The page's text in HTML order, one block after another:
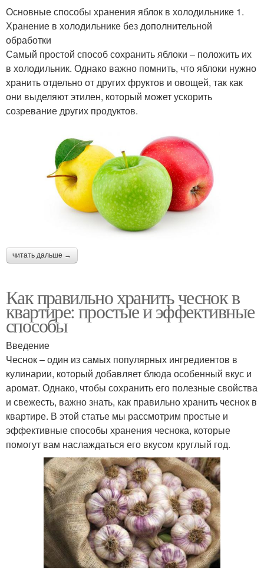
Основные способы хранения яблок в холодильнике 1.
Хранение в холодильнике без дополнительной
обработки
Самый простой способ сохранить яблоки – положить их
в холодильник. Однако важно помнить, что яблоки нужно
хранить отдельно от других фруктов и овощей, так как
они выделяют этилен, который может ускорить
созревание других продуктов.
читать дальше →
Как правильно хранить чеснок в
квартире: простые и эффективные
способы
Введение
Чеснок – один из самых популярных ингредиентов в
кулинарии, который добавляет блюда особенный вкус и
аромат. Однако, чтобы сохранить его полезные свойства
и свежесть, важно знать, как правильно хранить чеснок в
квартире. В этой статье мы рассмотрим простые и
эффективные способы хранения чеснока, которые
помогут вам наслаждаться его вкусом круглый год.